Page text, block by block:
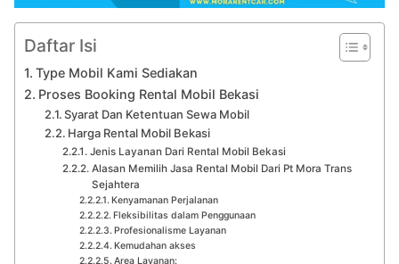
Daftar Isi
Type Mobil Kami Sediakan
Proses Booking Rental Mobil Bekasi
Syarat Dan Ketentuan Sewa Mobil
Harga Rental Mobil Bekasi
Jenis Layanan Dari Rental Mobil Bekasi
Alasan Memilih Jasa Rental Mobil Dari Pt Mora Trans
Sejahtera
Kenyamanan Perjalanan
Fleksibilitas dalam Penggunaan
Profesionalisme Layanan
Kemudahan akses
Area Layanan: